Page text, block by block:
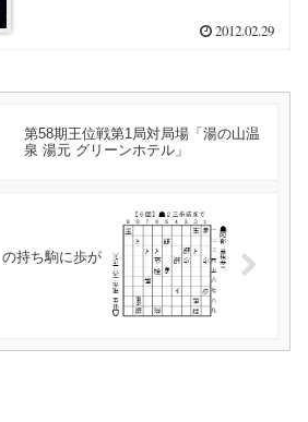
2012.02.29
第58期王位戦第1局対局場「湯の山温
泉 湯元 グリーンホテル」
持ち駒に歩が